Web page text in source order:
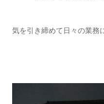
気を引き締めて日々の業務